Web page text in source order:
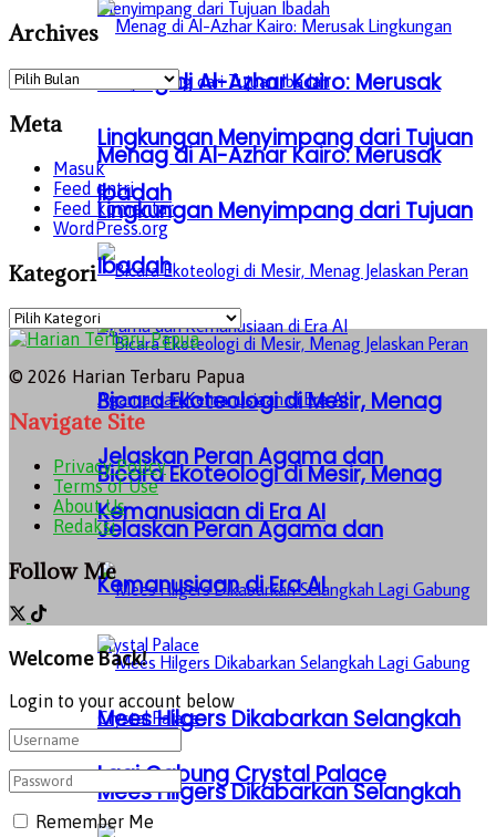
Menag di Al-Azhar Kairo: Merusak
Lingkungan Menyimpang dari Tujuan
Ibadah
Bicara Ekoteologi di Mesir, Menag
Jelaskan Peran Agama dan
Kemanusiaan di Era AI
Mees Hilgers Dikabarkan Selangkah
Lagi Gabung Crystal Palace
Menag di Al-Azhar Kairo: Merusak
Lingkungan Menyimpang dari Tujuan
Ibadah
Bicara Ekoteologi di Mesir, Menag
Jelaskan Peran Agama dan
Kemanusiaan di Era AI
Mees Hilgers Dikabarkan Selangkah
Archives
Archives
Meta
Masuk
Feed entri
Feed komentar
WordPress.org
Kategori
Kategori
© 2026 Harian Terbaru Papua
Navigate Site
Privacy Policy
Terms of Use
About Us
Redaksi
Follow Me
Welcome Back!
Login to your account below
Remember Me